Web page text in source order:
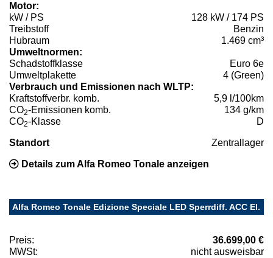
Motor:
kW / PS
128 kW / 174 PS
Treibstoff
Benzin
Hubraum
1.469 cm³
Umweltnormen:
Schadstoffklasse
Euro 6e
Umweltplakette
4 (Green)
Verbrauch und Emissionen nach WLTP:
Kraftstoffverbr. komb.
5,9 l/100km
CO2-Emissionen komb.
134 g/km
CO2-Klasse D
Standort Zentrallager
Details zum Alfa Romeo Tonale anzeigen
Alfa Romeo Tonale Edizione Speciale LED Sperrdiff. ACC El.
Preis:
36.699,00 €
MWSt:
nicht ausweisbar